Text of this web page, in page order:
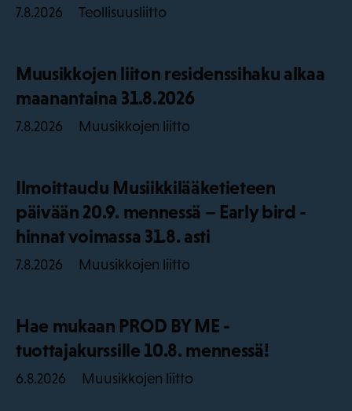
7.8.2026 Teollisuusliitto
Muusikkojen liiton residenssihaku alkaa
maanantaina 31.8.2026
7.8.2026 Muusikkojen liitto
Ilmoittaudu Musiikkilääketieteen
päivään 20.9. mennessä – Early bird -
hinnat voimassa 31.8. asti
7.8.2026 Muusikkojen liitto
Hae mukaan PROD BY ME -
tuottajakurssille 10.8. mennessä!
6.8.2026 Muusikkojen liitto